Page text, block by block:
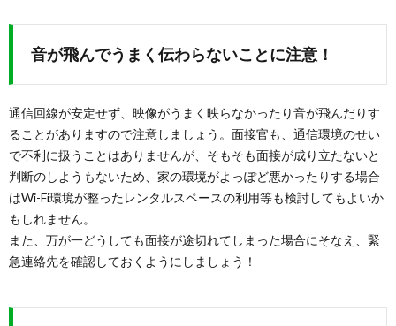
音が飛んでうまく伝わらないことに注意！
通信回線が安定せず、映像がうまく映らなかったり音が飛んだりす
ることがありますので注意しましょう。面接官も、通信環境のせい
で不利に扱うことはありませんが、そもそも面接が成り立たないと
判断のしようもないため、家の環境がよっぽど悪かったりする場合
はWi-Fi環境が整ったレンタルスペースの利用等も検討してもよいか
もしれません。
また、万が一どうしても面接が途切れてしまった場合にそなえ、緊
急連絡先を確認しておくようにしましょう！